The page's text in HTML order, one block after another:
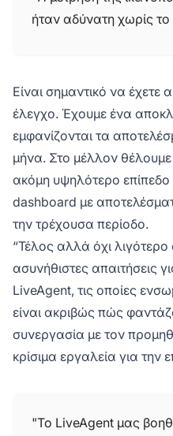
ήταν αδύνατη χωρίς
Είναι σημαντικό να έχετε
έλεγχο. Έχουμε ένα
εμφανίζονται τα
μήνα. Στο μέλλον
ακόμη υψηλότερο
dashboard με
την τρέχουσα περίοδο.
“Τέλος αλλά όχι
ασυνήθιστες απαιτήσεις
LiveAgent, τις οποίες
είναι ακριβώς πώς
συνεργασία με τον
κρίσιμα εργαλεία για την
"Το LiveAgent μας